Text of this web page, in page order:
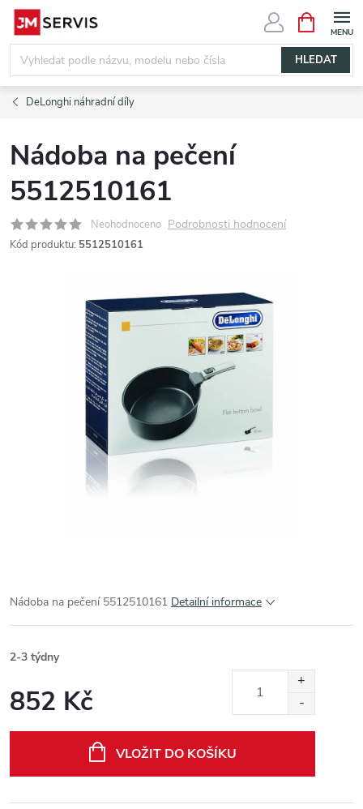
Přejít
obsah
HLEDAT
NÁKUPNÍ
KOŠÍK
DeLonghi náhradní díly
Nádoba na pečení
5512510161
Neohodnoceno Podrobnosti hodnocení
Kód produktu: 5512510161
Nádoba na pečení 5512510161 Detailní informace
2-3 týdny
852 Kč
VLOŽIT DO KOŠÍKU